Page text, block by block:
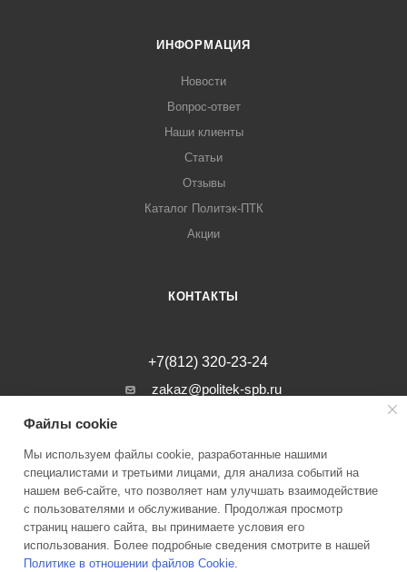
ИНФОРМАЦИЯ
Новости
Вопрос-ответ
Наши клиенты
Статьи
Отзывы
Каталог Политэк-ПТК
Акции
КОНТАКТЫ
+7(812) 320-23-24
zakaz@politek-spb.ru
г. Санкт-Петербург, Минеральная ул, д.
2026 © Инженерные системы Политэк СПБ Все права защищены
Файлы cookie
Мы используем файлы cookie, разработанные нашими
специалистами и третьими лицами, для анализа событий на
нашем веб-сайте, что позволяет нам улучшать взаимодействие
с пользователями и обслуживание. Продолжая просмотр
страниц нашего сайта, вы принимаете условия его
использования. Более подробные сведения смотрите в нашей
Политике в отношении файлов Cookie.